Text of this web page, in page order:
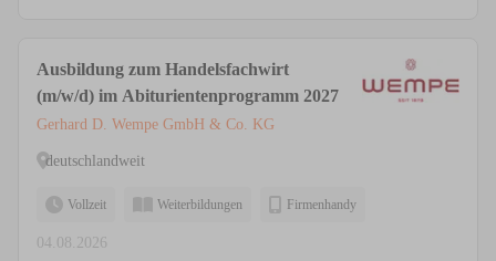
Ausbildung zum Handelsfachwirt
(m/w/d) im Abiturientenprogramm 2027
Gerhard D. Wempe GmbH & Co. KG
deutschlandweit
Vollzeit Weiterbildungen Firmenhandy
04.08.2026